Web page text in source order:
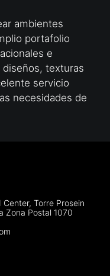
ambientes
portafolio
e
texturas
servicio
necesidades de
Torre Prosein
Zona Postal 1070